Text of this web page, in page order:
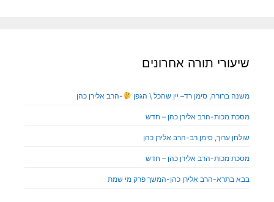
שיעורי תורה אחרונים
משנה ברורה, סימן רד– יין שהכל \ הגפן -הרב אלירן כהן
מסכת מכות-הרב אלירן כהן – חדש
שולחן ערוך, סימן רב-הרב אלירן כהן
מסכת מכות-הרב אלירן כהן – חדש
בבא בתרא-הרב אלירן כהן-המשך פרק מי שמת